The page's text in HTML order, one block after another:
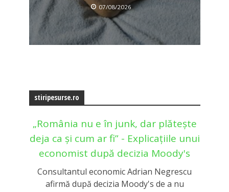
07/08/2026
stiripesurse.ro
„România nu e în junk, dar plătește
deja ca și cum ar fi” - Explicațiile unui
economist după decizia Moody's
Consultantul economic Adrian Negrescu
afirmă după decizia Moody's de a nu